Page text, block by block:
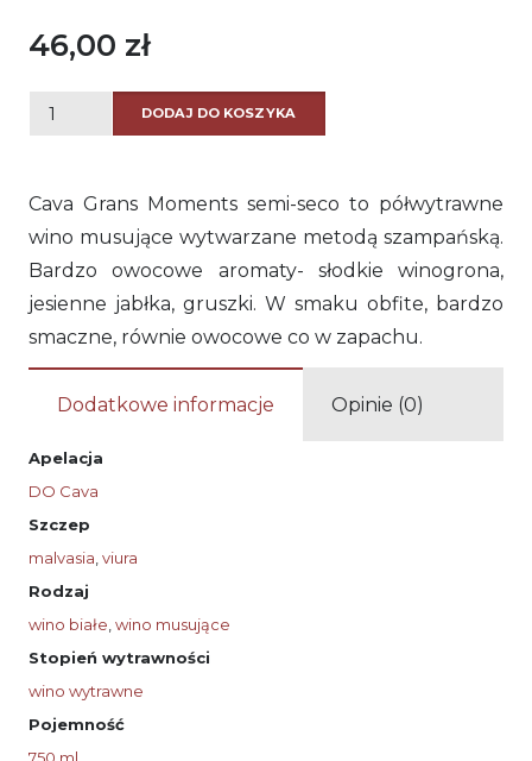
46,00 zł
ilość
Moments
semi-
seco
DODAJ DO KOSZYKA
Cava Grans Moments semi-seco to półwytrawne
wino musujące wytwarzane metodą szampańską.
Bardzo owocowe aromaty- słodkie winogrona,
jesienne jabłka, gruszki. W smaku obfite, bardzo
smaczne, równie owocowe co w zapachu.
Dodatkowe informacje Opinie (0)
Apelacja
DO Cava
Szczep
malvasia viura
Rodzaj
wino białe wino musujące
Stopień wytrawności
wino wytrawne
Pojemność